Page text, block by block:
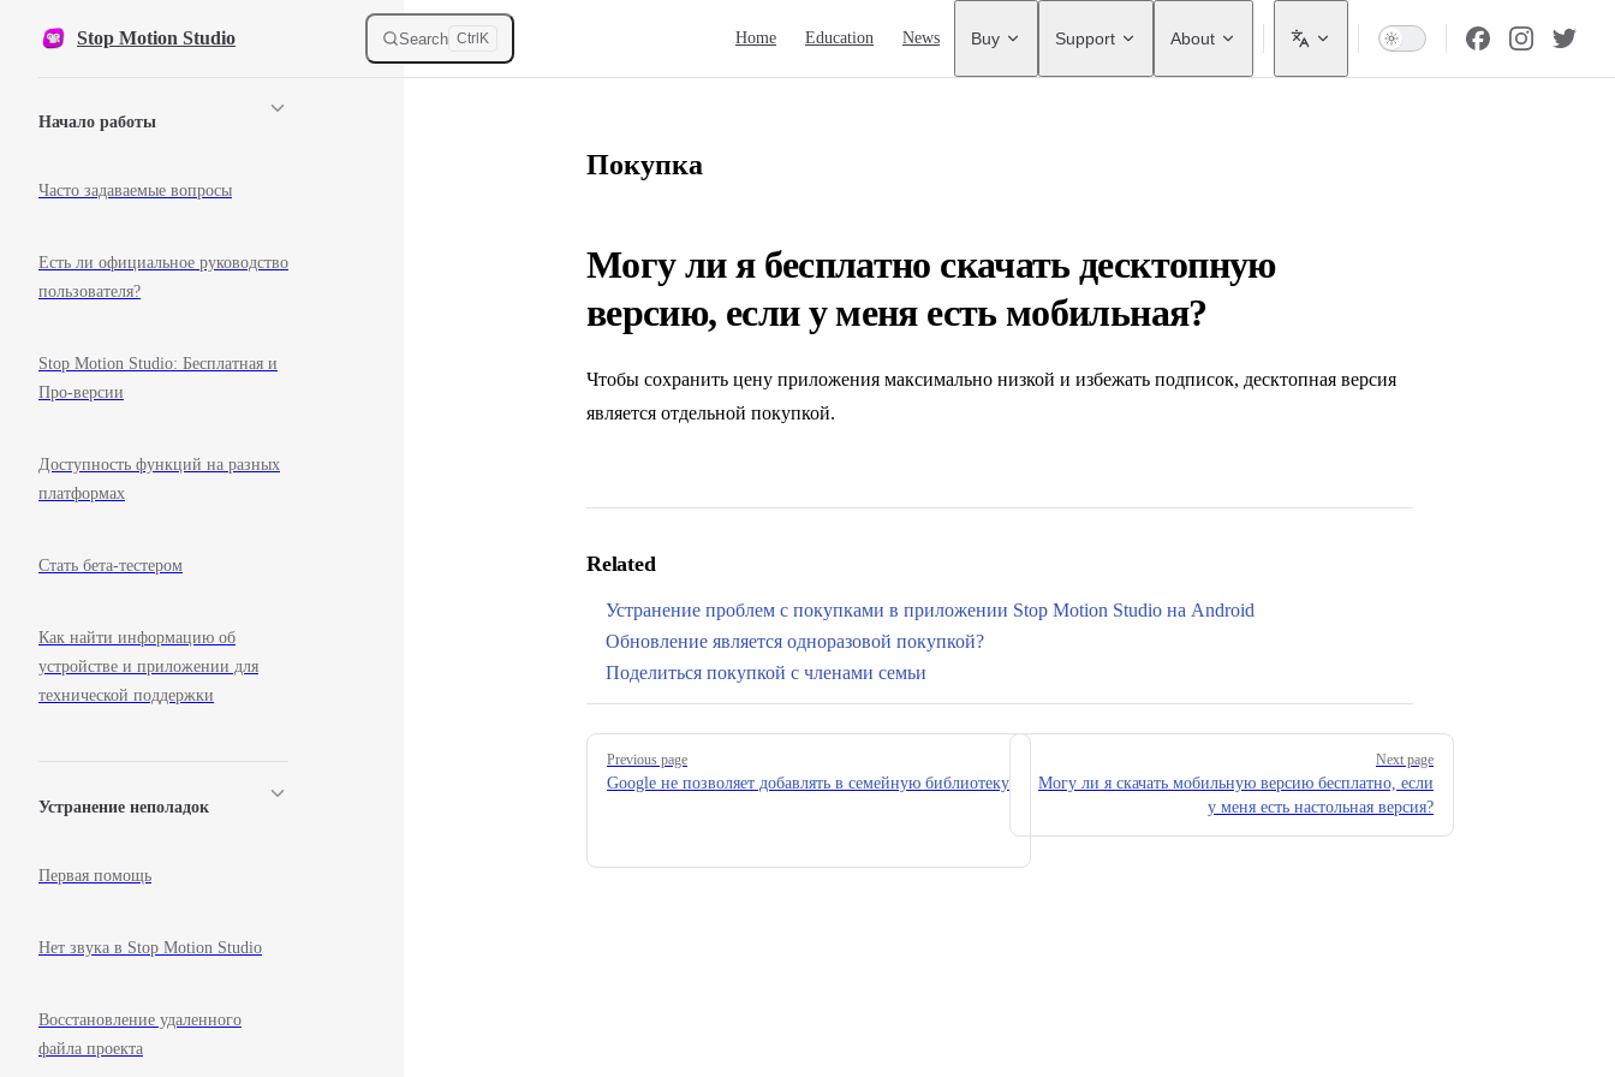
Skip to content
Stop Motion Studio Search Ctrl K Home Education News Buy Support About
Начало работы
Часто задаваемые вопросы
Есть ли официальное руководство
пользователя?
Stop Motion Studio: Бесплатная и
Про-версии
Доступность функций на разных
платформах
Стать бета-тестером
Как найти информацию об
устройстве и приложении для
технической поддержки
Устранение неполадок
Первая помощь
Нет звука в Stop Motion Studio
Восстановление удаленного
файла проекта
Покупка
Могу ли я бесплатно скачать десктопную
версию, если у меня есть мобильная?
Чтобы сохранить цену приложения максимально низкой и избежать подписок, десктопная версия
является отдельной покупкой.
Related
Устранение проблем с покупками в приложении Stop Motion Studio на Android
Обновление является одноразовой покупкой?
Поделиться покупкой с членами семьи
Pager
Previous page
Google не позволяет добавлять в семейную библиотеку
Next page
Могу ли я скачать мобильную версию бесплатно, если
у меня есть настольная версия?